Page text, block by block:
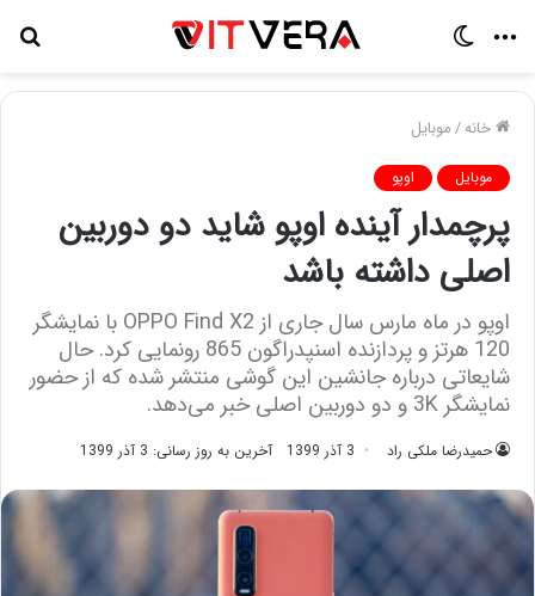
منو
خانه/موبایل
موبایل اوپو
پرچمدار آینده اوپو شاید دو دوربین
اصلی داشته باشد
اوپو در ماه مارس سال جاری از OPPO Find X2 با نمایشگر
120 هرتز و پردازنده اسنپدراگون 865 رونمایی کرد. حال
شایعاتی درباره جانشین این گوشی منتشر شده که از حضور
نمایشگر 3K و دو دوربین اصلی خبر می‌دهد.
حمیدرضا ملکی راد 3 آذر 1399 آخرین به روز رسانی: 3 آذر 1399